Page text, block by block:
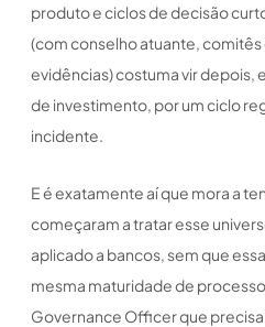
produto e ciclos de decisão
(com conselho atuante,
evidências) costuma vir depois,
de investimento, por um ciclo
incidente.
E é exatamente aí que mora a
começaram a tratar esse
aplicado a bancos, sem que
mesma maturidade de
Governance Officer que